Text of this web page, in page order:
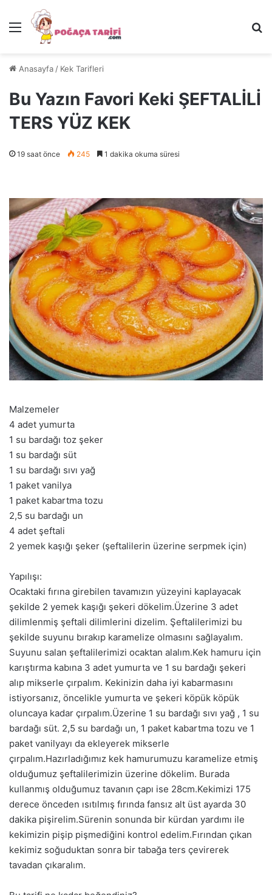
Menü
Anasayfa / Kek Tarifleri
Bu Yazın Favori Keki ŞEFTALİLİ
TERS YÜZ KEK
19 saat önce 245 1 dakika okuma süresi
Malzemeler
4 adet yumurta
1 su bardağı toz şeker
1 su bardağı süt
1 su bardağı sıvı yağ
1 paket vanilya
1 paket kabartma tozu
2,5 su bardağı un
4 adet şeftali
2 yemek kaşığı şeker (şeftalilerin üzerine serpmek için)
Yapılışı:
Ocaktaki fırına girebilen tavamızın yüzeyini kaplayacak
şekilde 2 yemek kaşığı şekeri dökelim.Üzerine 3 adet
dilimlenmiş şeftali dilimlerini dizelim. Şeftalilerimizi bu
şekilde suyunu bırakıp karamelize olmasını sağlayalım.
Suyunu salan şeftalilerimizi ocaktan alalım.Kek hamuru için
karıştırma kabına 3 adet yumurta ve 1 su bardağı şekeri
alıp mikserle çırpalım. Kekinizin daha iyi kabarmasını
istiyorsanız, öncelikle yumurta ve şekeri köpük köpük
oluncaya kadar çırpalım.Üzerine 1 su bardağı sıvı yağ , 1 su
bardağı süt. 2,5 su bardağı un, 1 paket kabartma tozu ve 1
paket vanilyayı da ekleyerek mikserle
çırpalım.Hazırladığımız kek hamurumuzu karamelize etmiş
olduğumuz şeftalilerimizin üzerine dökelim. Burada
kullanmış olduğumuz tavanın çapı ise 28cm.Kekimizi 175
derece önceden ısıtılmış fırında fansız alt üst ayarda 30
dakika pişirelim.Sürenin sonunda bir kürdan yardımı ile
kekimizin pişip pişmediğini kontrol edelim.Fırından çıkan
kekimiz soğuduktan sonra bir tabağa ters çevirerek
tavadan çıkaralım.